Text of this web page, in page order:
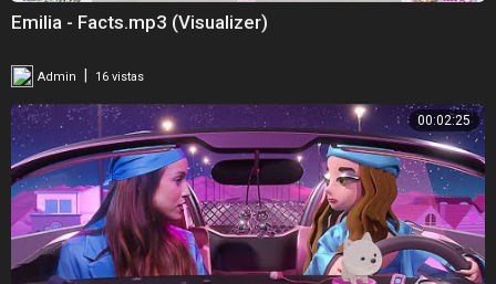
Emilia - Facts.mp3 (Visualizer)
Admin 16 vistas
00:02:25